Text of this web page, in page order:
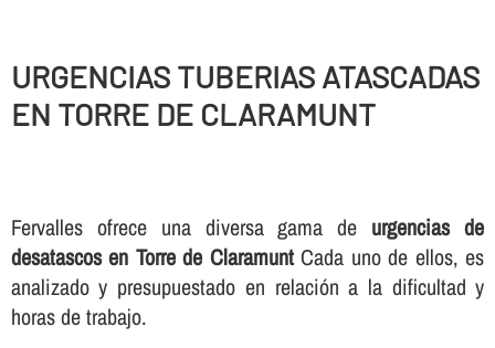
URGENCIAS TUBERIAS ATASCADAS
EN TORRE DE CLARAMUNT
Fervalles ofrece una diversa gama de urgencias de
desatascos en Torre de ClaramuntCada uno de ellos, es
analizado y presupuestado en relación a la dificultad y
horas de trabajo.